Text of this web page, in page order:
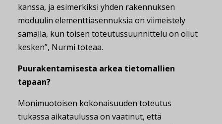
kanssa, ja esimerkiksi yhden rakennuksen
moduulin elementtiasennuksia on viimeistely
samalla, kun toisen toteutussuunnittelu on ollut
kesken”, Nurmi toteaa.
Puurakentamisesta arkea tietomallien
tapaan?
Monimuotoisen kokonaisuuden toteutus
tiukassa aikataulussa on vaatinut, että